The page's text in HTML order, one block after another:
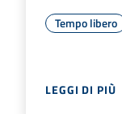
Tempo libero
LEGGI DI PIÙ